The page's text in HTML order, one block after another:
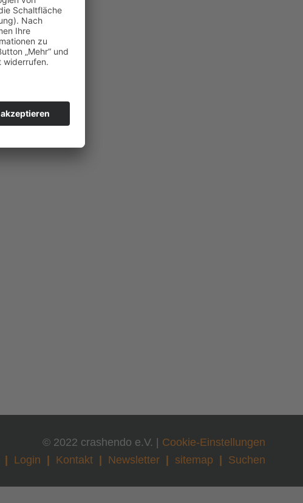
© 2022 crashendo e.V. | Cookie-Einstellungen
Login Kontakt Newsletter sitemap Suchen